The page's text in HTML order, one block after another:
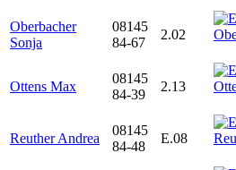
Oberbacher
Sonja
08145
84-67
2.02
Ottens Max
08145
84-39
2.13
Reuther Andrea
08145
84-48
E.08